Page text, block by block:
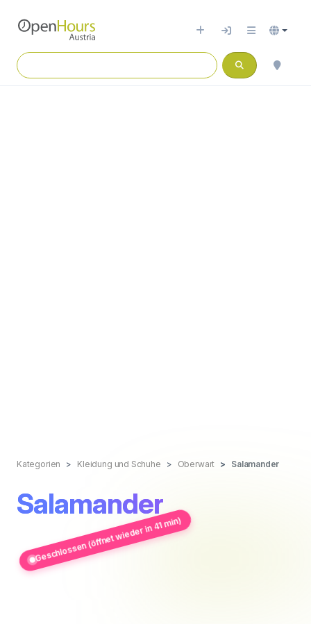
Kategorien Kleidung und Schuhe Oberwart Salamander
Salamander
Geschlossen (öffnet wieder in 41 min)